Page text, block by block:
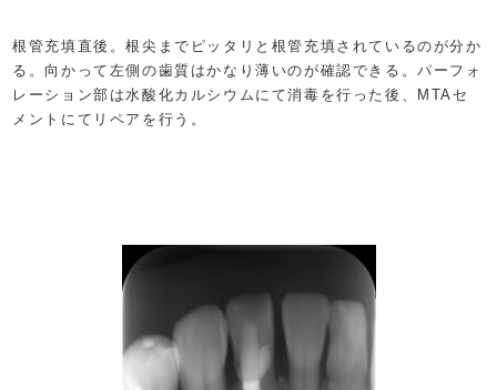
根管充填直後。根尖までピッタリと根管充填されているのが分か
る。向かって左側の歯質はかなり薄いのが確認できる。パーフォ
レーション部は水酸化カルシウムにて消毒を行った後、MTAセ
メントにてリペアを行う。